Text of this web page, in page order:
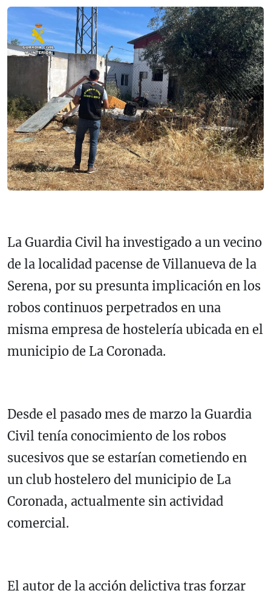
La Guardia Civil ha investigado a un vecino
de la localidad pacense de Villanueva de la
Serena, por su presunta implicación en los
robos continuos perpetrados en una
misma empresa de hostelería ubicada en el
municipio de La Coronada.
Desde el pasado mes de marzo la Guardia
Civil tenía conocimiento de los robos
sucesivos que se estarían cometiendo en
un club hostelero del municipio de La
Coronada, actualmente sin actividad
comercial.
El autor de la acción delictiva tras forzar